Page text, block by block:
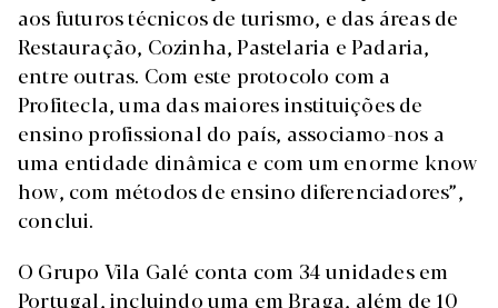
aos futuros técnicos de turismo, e das áreas de
Restauração, Cozinha, Pastelaria e Padaria,
entre outras. Com este protocolo com a
Profitecla, uma das maiores instituições de
ensino profissional do país, associamo-nos a
uma entidade dinâmica e com um enorme know
how, com métodos de ensino diferenciadores”,
conclui.
O Grupo Vila Galé conta com 34 unidades em
Portugal, incluindo uma em Braga, além de 10